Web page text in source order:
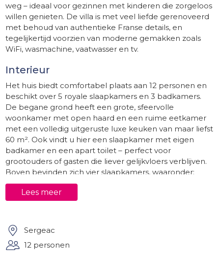
weg – ideaal voor gezinnen met kinderen die zorgeloos
willen genieten. De villa is met veel liefde gerenoveerd
met behoud van authentieke Franse details, en
tegelijkertijd voorzien van moderne gemakken zoals
WiFi, wasmachine, vaatwasser en tv.
Interieur
Het huis biedt comfortabel plaats aan 12 personen en
beschikt over 5 royale slaapkamers en 3 badkamers.
De begane grond heeft een grote, sfeervolle
woonkamer met open haard en een ruime eetkamer
met een volledig uitgeruste luxe keuken van maar liefst
60 m². Ook vindt u hier een slaapkamer met eigen
badkamer en een apart toilet – perfect voor
grootouders of gasten die liever gelijkvloers verblijven.
Boven bevinden zich vier slaapkamers, waaronder:
1 kamer met een tweepersoonsbed (180 cm) en
ensuite douche/toilet
2 kamers met elk twee losse bedden (desgewenst
samen te voegen tot tweepersoonsbed)
Lees meer
Sergeac
12 personen